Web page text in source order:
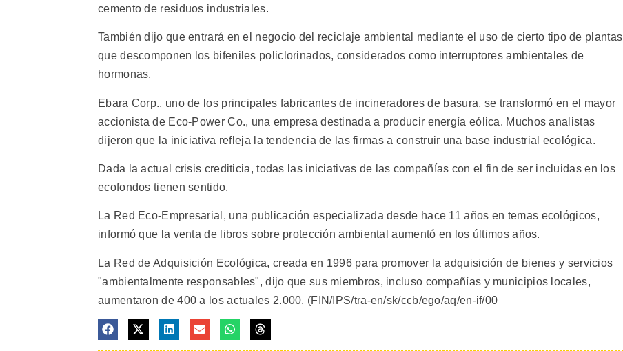
cemento de residuos industriales.
También dijo que entrará en el negocio del reciclaje ambiental mediante el uso de cierto tipo de plantas
que descomponen los bifeniles policlorinados, considerados como interruptores ambientales de
hormonas.
Ebara Corp., uno de los principales fabricantes de incineradores de basura, se transformó en el mayor
accionista de Eco-Power Co., una empresa destinada a producir energía eólica. Muchos analistas
dijeron que la iniciativa refleja la tendencia de las firmas a construir una base industrial ecológica.
Dada la actual crisis crediticia, todas las iniciativas de las compañías con el fin de ser incluidas en los
ecofondos tienen sentido.
La Red Eco-Empresarial, una publicación especializada desde hace 11 años en temas ecológicos,
informó que la venta de libros sobre protección ambiental aumentó en los últimos años.
La Red de Adquisición Ecológica, creada en 1996 para promover la adquisición de bienes y servicios
"ambientalmente responsables", dijo que sus miembros, incluso compañías y municipios locales,
aumentaron de 400 a los actuales 2.000. (FIN/IPS/tra-en/sk/ccb/ego/aq/en-if/00